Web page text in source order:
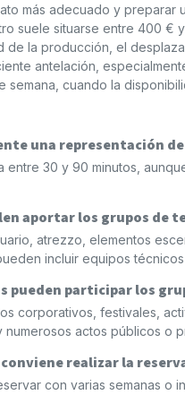
más adecuado y
suele situarse entre 400 €
de la producción, el
antelación,
semana, cuando la
una representación
entre 30 y 90 minutos,
aportar los grupos de
atrezzo, elementos
incluir equipos
pueden participar los
corporativos, festivales,
numerosos actos públicos o
realizar la
con varias semanas o